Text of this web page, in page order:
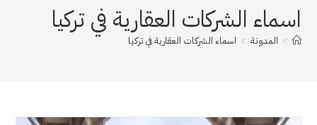
اسماء الشركات العقارية في تركيا
> المدونة > اسماء الشركات العقارية في تركيا